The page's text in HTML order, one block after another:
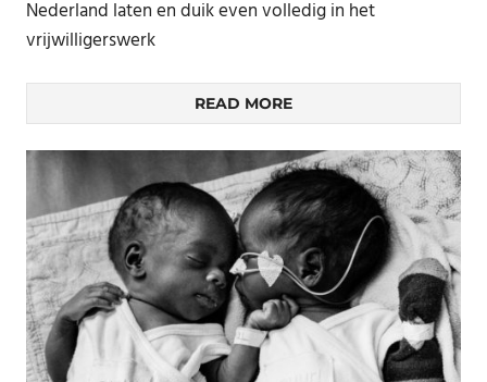
Nederland laten en duik even volledig in het
vrijwilligerswerk
READ MORE